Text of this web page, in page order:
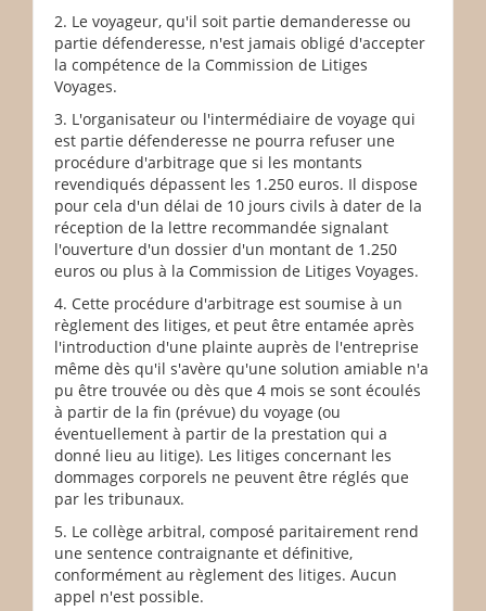
2. Le voyageur, qu'il soit partie demanderesse ou
partie défenderesse, n'est jamais obligé d'accepter
la compétence de la Commission de Litiges
Voyages.
3. L'organisateur ou l'intermédiaire de voyage qui
est partie défenderesse ne pourra refuser une
procédure d'arbitrage que si les montants
revendiqués dépassent les 1.250 euros. Il dispose
pour cela d'un délai de 10 jours civils à dater de la
réception de la lettre recommandée signalant
l'ouverture d'un dossier d'un montant de 1.250
euros ou plus à la Commission de Litiges Voyages.
4. Cette procédure d'arbitrage est soumise à un
règlement des litiges, et peut être entamée après
l'introduction d'une plainte auprès de l'entreprise
même dès qu'il s'avère qu'une solution amiable n'a
pu être trouvée ou dès que 4 mois se sont écoulés
à partir de la fin (prévue) du voyage (ou
éventuellement à partir de la prestation qui a
donné lieu au litige). Les litiges concernant les
dommages corporels ne peuvent être réglés que
par les tribunaux.
5. Le collège arbitral, composé paritairement rend
une sentence contraignante et définitive,
conformément au règlement des litiges. Aucun
appel n'est possible.